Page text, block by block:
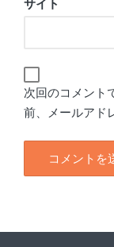
サイト
次回のコメント
前、メールアド